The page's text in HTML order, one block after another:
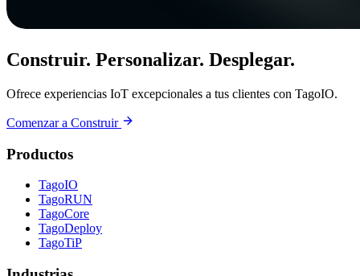
Construir. Personalizar. Desplegar.
Ofrece experiencias IoT excepcionales a tus clientes con TagoIO.
Comenzar a Construir
Productos
TagoIO
TagoRUN
TagoCore
TagoDeploy
TagoTiP